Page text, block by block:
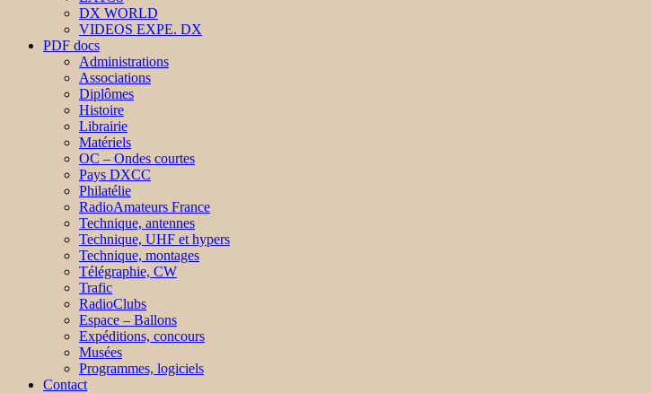
DX WORLD
VIDEOS EXPE. DX
PDF docs
Administrations
Associations
Diplômes
Histoire
Librairie
Matériels
OC – Ondes courtes
Pays DXCC
Philatélie
RadioAmateurs France
Technique, antennes
Technique, UHF et hypers
Technique, montages
Télégraphie, CW
Trafic
RadioClubs
Espace – Ballons
Expéditions, concours
Musées
Programmes, logiciels
Contact